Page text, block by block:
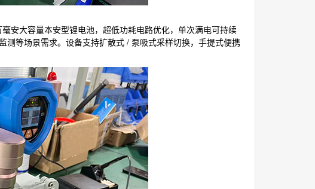
安大容量本安型锂电池，超低功耗电路优化，单次满电可持续
等场景需求。设备支持扩散式 / 泵吸式采样切换，手提式便携